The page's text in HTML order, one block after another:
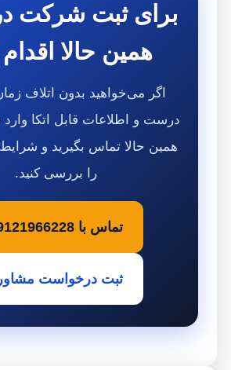
برای ثبت شرکت
همین حالا اقدام
اگر می‌خواهید بدون اتلاف
درست و اطلاعات قابل اتکا وارد
همین حالا تماس بگیرید و
را بررسی کنید.
تماس با 09121966228
ثبت درخواست